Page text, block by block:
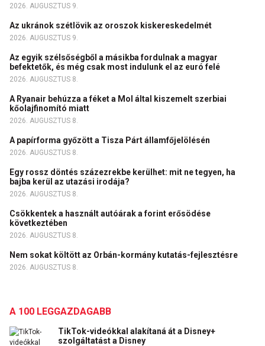
2026. AUGUSZTUS 9.
Az ukránok szétlövik az oroszok kiskereskedelmét
2026. AUGUSZTUS 9.
Az egyik szélsőségből a másikba fordulnak a magyar
befektetők, és még csak most indulunk el az euró felé
2026. AUGUSZTUS 8.
A Ryanair behúzza a féket a Mol által kiszemelt szerbiai
kőolajfinomító miatt
2026. AUGUSZTUS 8.
A papírforma győzött a Tisza Párt államfőjelölésén
2026. AUGUSZTUS 8.
Egy rossz döntés százezrekbe kerülhet: mit ne tegyen, ha
bajba kerül az utazási irodája?
2026. AUGUSZTUS 8.
Csökkentek a használt autóárak a forint erősödése
következtében
2026. AUGUSZTUS 8.
Nem sokat költött az Orbán-kormány kutatás-fejlesztésre
2026. AUGUSZTUS 8.
A 100 LEGGAZDAGABB
TikTok-videókkal alakítaná át a Disney+
szolgáltatást a Disney